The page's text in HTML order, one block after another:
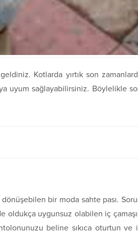
Kotlarda yırtık son
uyum sağlayabilirsiniz. Böylelikle
dönüşebilen bir moda sahte pası.
oldukça uygunsuz olabilen iç
beline sıkıca oturtun ve